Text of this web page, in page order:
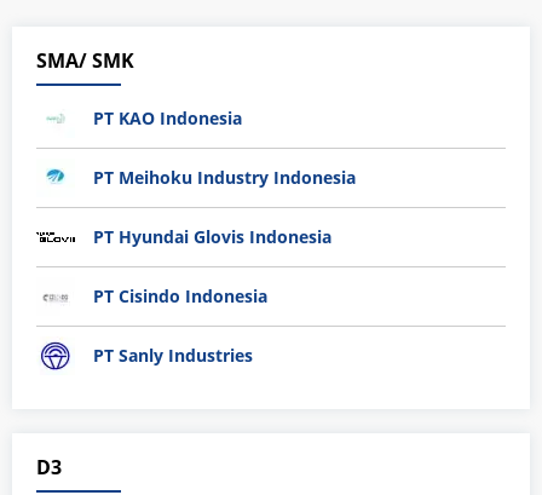
SMA/ SMK
PT KAO Indonesia
PT Meihoku Industry Indonesia
PT Hyundai Glovis Indonesia
PT Cisindo Indonesia
PT Sanly Industries
D3